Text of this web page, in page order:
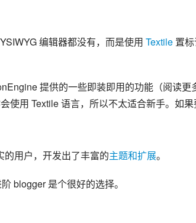
编辑器都没有，而是使用 Textile 置
提供的一些即装即用的功能（阅读更
使用 Textile 语言，所以不太适合新手。如
的用户，开发出了丰富的主题和扩展。
blogger 是个很好的选择。